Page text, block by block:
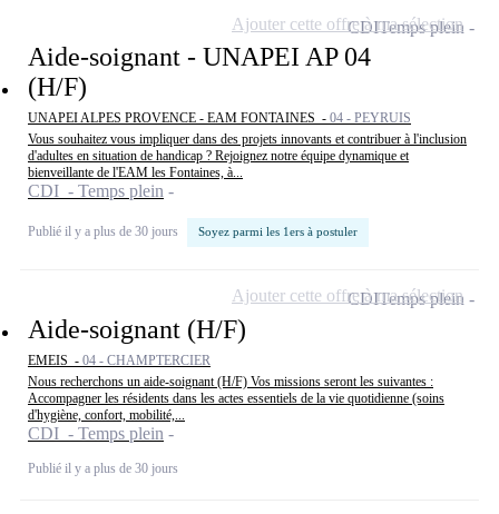
Aide-soignant - UNAPEI AP 04
(H/F)
UNAPEI ALPES PROVENCE - EAM FONTAINES - 04 - PEYRUIS
Vous souhaitez vous impliquer dans des projets innovants et contribuer à l'inclusion
d'adultes en situation de handicap ? Rejoignez notre équipe dynamique et
bienveillante de l'EAM les Fontaines, à...
CDI - Temps plein
Publié il y a plus de 30 jours Soyez parmi les 1ers à postuler
CDITemps plein
Ajouter cette offre à ma sélection
Aide-soignant (H/F)
EMEIS - 04 - CHAMPTERCIER
Nous recherchons un aide-soignant (H/F) Vos missions seront les suivantes :
Accompagner les résidents dans les actes essentiels de la vie quotidienne (soins
d'hygiène, confort, mobilité,...
CDI - Temps plein
Publié il y a plus de 30 jours
CDITemps plein
Ajouter cette offre à ma sélection